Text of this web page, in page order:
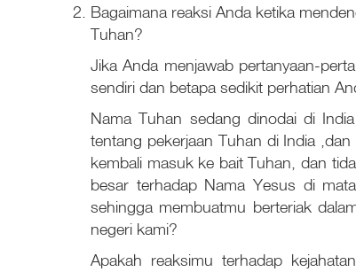
Bagaimana reaksi Anda ketika
Tuhan?
Jika Anda menjawab pertanyaan-
sendiri dan betapa sedikit perhatian
Nama Tuhan sedang dinodai di
tentang pekerjaan Tuhan di India
kembali masuk ke bait Tuhan, dan
besar terhadap Nama Yesus di
sehingga membuatmu berteriak
negeri kami?
Apakah reaksimu terhadap